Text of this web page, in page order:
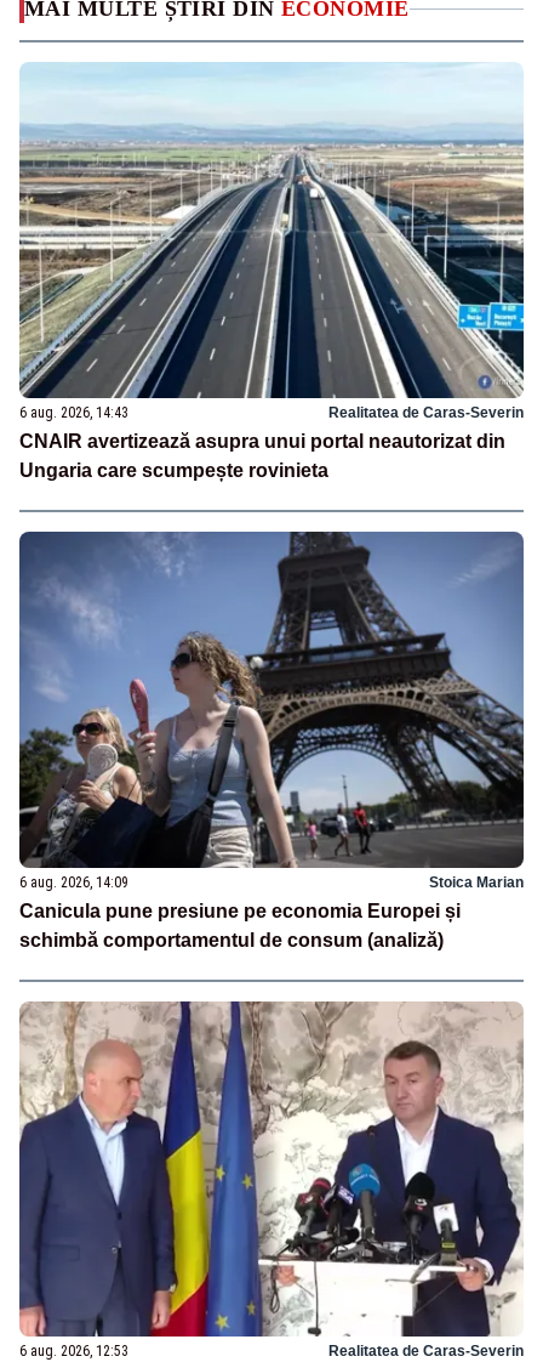
MAI MULTE ȘTIRI DIN ECONOMIE
6 aug. 2026, 14:43 Realitatea de Caras-Severin
CNAIR avertizează asupra unui portal neautorizat din
Ungaria care scumpește rovinieta
6 aug. 2026, 14:09 Stoica Marian
Canicula pune presiune pe economia Europei și
schimbă comportamentul de consum (analiză)
6 aug. 2026, 12:53 Realitatea de Caras-Severin